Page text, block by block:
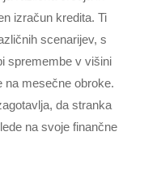
izračun kredita. Ti
scenarijev, s
spremembe v višini
na mesečne obroke.
da stranka
na svoje finančne